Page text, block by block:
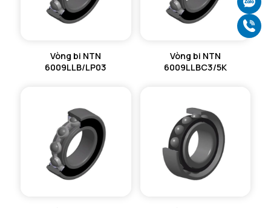
Vòng bi NTN
6009LLB/LP03
Vòng bi NTN
6009LLBC3/5K